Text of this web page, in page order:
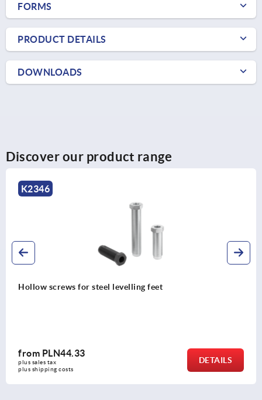
FORMS
PRODUCT DETAILS
DOWNLOADS
Discover our product range
K2346
Hollow screws for steel levelling feet
from PLN44.33
plus sales tax
plus shipping costs
DETAILS